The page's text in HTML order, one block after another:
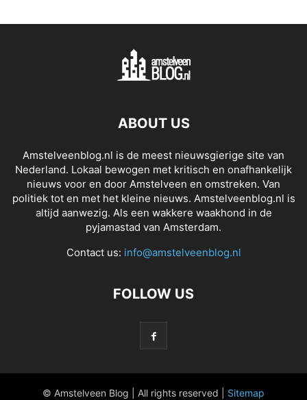
ABOUT US
Amstelveenblog.nl is de meest nieuwsgierige site van
Nederland. Lokaal bewogen met kritisch en onafhankelijk
nieuws voor en door Amstelveen en omstreken. Van
politiek tot en met het kleine nieuws. Amstelveenblog.nl is
altijd aanwezig. Als een wakkere waakhond in de
pyjamastad van Amsterdam.
Contact us: info@amstelveenblog.nl
FOLLOW US
© Amstelveen Blog | All rights reserved | Sitemap